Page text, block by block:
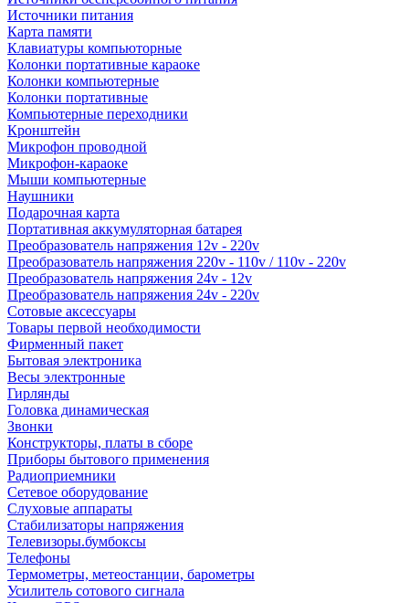
Источники питания
Карта памяти
Клавиатуры компьюторные
Колонки портативные караоке
Колонки компьютерные
Колонки портативные
Компьютерные переходники
Кронштейн
Микрофон проводной
Микрофон-караоке
Мыши компьютерные
Наушники
Подарочная карта
Портативная аккумуляторная батарея
Преобразователь напряжения 12v - 220v
Преобразователь напряжения 220v - 110v / 110v - 220v
Преобразователь напряжения 24v - 12v
Преобразователь напряжения 24v - 220v
Сотовые аксессуары
Товары первой необходимости
Фирменный пакет
Бытовая электроника
Весы электронные
Гирлянды
Головка динамическая
Звонки
Конструкторы, платы в сборе
Приборы бытового применения
Радиоприемники
Сетевое оборудование
Слуховые аппараты
Стабилизаторы напряжения
Телевизоры.бумбоксы
Телефоны
Термометры, метеостанции, барометры
Усилитель сотового сигнала